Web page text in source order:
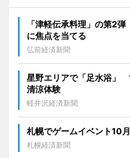
「津軽伝承料理」の第2
に焦点を当てる
弘前経済新聞
星野エリアで「足水浴」
清涼体験
軽井沢経済新聞
札幌でゲームイベント10
札幌経済新聞